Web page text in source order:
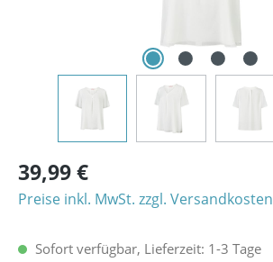
39,99 €
Preise inkl. MwSt. zzgl. Versandkosten
Sofort verfügbar, Lieferzeit: 1-3 Tage